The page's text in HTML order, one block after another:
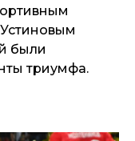
были
триумфа.